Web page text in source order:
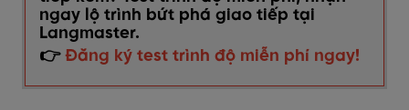
ngay lộ trình bứt phá giao tiếp tại
Langmaster.
👉 Đăng ký test trình độ miễn phí ngay!